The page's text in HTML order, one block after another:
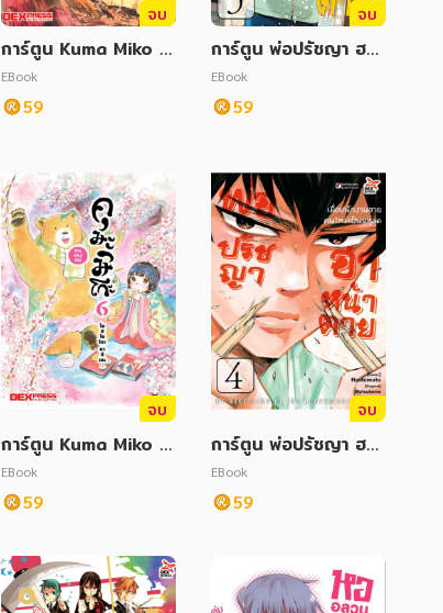
จบ
การ์ตูน Kuma Miko 4
คุมะมิโกะ คนทรงหมี
EBook
59
จบ
การ์ตูน พ่อปรัชญา ฮาห
น้าตาย เล่ม 3
EBook
59
จบ
การ์ตูน Kuma Miko 6
คุมะมิโกะ คนทรงหมี
EBook
59
จบ
การ์ตูน พ่อปรัชญา ฮาห
น้าตาย เล่ม 4
EBook
59